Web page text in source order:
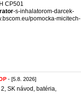
CP501
-s-inhalatorom-darcek-
pomocka-micitech-
- [5.8. 2026]
SK návod, batéria,